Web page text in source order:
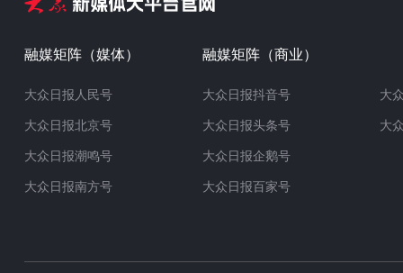
融媒矩阵（媒体）
大众日报人民号
大众日报北京号
大众日报潮鸣号
大众日报南方号
融媒矩阵（商业）
大众日报抖音号
大众日报头条号
大众日报企鹅号
大众日报百家号
大
大